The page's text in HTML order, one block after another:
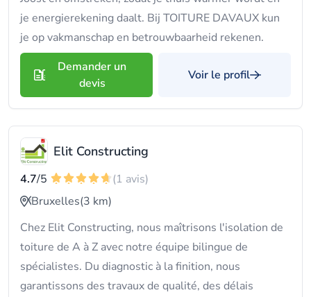
je energierekening daalt. Bij TOITURE DAVAUX kun
je op vakmanschap en betrouwbaarheid rekenen.
Demander un
devis
Voir le profil
Elit Constructing
4.7/5
(1 avis)
Bruxelles(3 km)
Chez Elit Constructing, nous maîtrisons l'isolation de
toiture de A à Z avec notre équipe bilingue de
spécialistes. Du diagnostic à la finition, nous
garantissons des travaux de qualité, des délais